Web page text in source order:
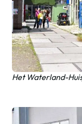
Het Waterland-